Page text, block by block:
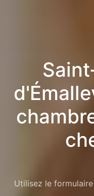
Utilisez le